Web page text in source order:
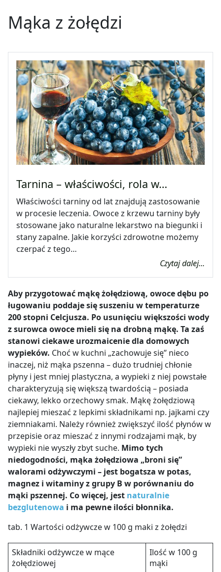
Mąka z żołędzi
Tarnina – właściwości, rola w…
Właściwości tarniny od lat znajdują zastosowanie
w procesie leczenia. Owoce z krzewu tarniny były
stosowane jako naturalne lekarstwo na biegunki i
stany zapalne. Jakie korzyści zdrowotne możemy
czerpać z tego…
Czytaj dalej...
Aby przygotować mąkę żołędziową, owoce dębu po
ługowaniu poddaje się suszeniu w temperaturze
200 stopni Celcjusza. Po usunięciu większości wody
z surowca owoce mieli się na drobną mąkę. Ta zaś
stanowi ciekawe urozmaicenie dla domowych
wypieków. Choć w kuchni „zachowuje się” nieco
inaczej, niż mąka pszenna – dużo trudniej chłonie
płyny i jest mniej plastyczna, a wypieki z niej powstałe
charakteryzują się większą twardością – posiada
ciekawy, lekko orzechowy smak. Mąkę żołędziową
najlepiej mieszać z lepkimi składnikami np. jajkami czy
ziemniakami. Należy również zwiększyć ilość płynów w
przepisie oraz mieszać z innymi rodzajami mąk, by
wypieki nie wyszły zbyt suche. Mimo tych
niedogodności, mąka żołędziowa „broni się”
walorami odżywczymi – jest bogatsza w potas,
magnez i witaminy z grupy B w porównaniu do
mąki pszennej. Co więcej, jest naturalnie
bezglutenowa i ma pewne ilości błonnika.
tab. 1 Wartości odżywcze w 100 g maki z żołędzi
Składniki odżywcze w mące
żołędziowej
Ilość w 100 g
mąki